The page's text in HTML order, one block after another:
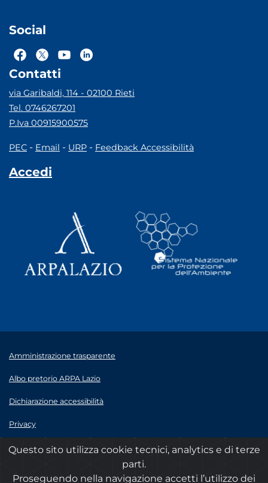
Social
Contatti
via Garibaldi, 114 - 02100 Rieti
Tel. 0746267201
P.Iva 00915900575
PEC - Email - URP - Feedback Accessibilità
Accedi
Amministrazione trasparente
Albo pretorio ARPA Lazio
Dichiarazione accessibilità
Privacy
Note legali
© 2020 ARPA Lazio - P.Iva 00915900575
Questo sito utilizza cookie tecnici, analytics e di terze
parti.
Proseguendo nella navigazione accetti l’utilizzo dei